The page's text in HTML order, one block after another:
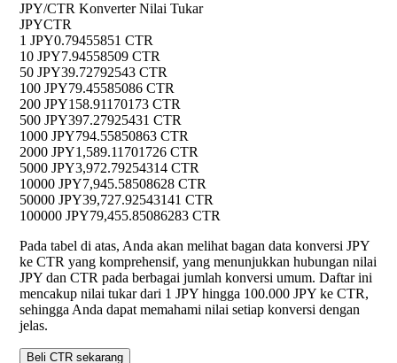
JPY/CTR Konverter Nilai Tukar
JPYCTR
1 JPY0.79455851 CTR
10 JPY7.94558509 CTR
50 JPY39.72792543 CTR
100 JPY79.45585086 CTR
200 JPY158.91170173 CTR
500 JPY397.27925431 CTR
1000 JPY794.55850863 CTR
2000 JPY1,589.11701726 CTR
5000 JPY3,972.79254314 CTR
10000 JPY7,945.58508628 CTR
50000 JPY39,727.92543141 CTR
100000 JPY79,455.85086283 CTR
Pada tabel di atas, Anda akan melihat bagan data konversi JPY
ke CTR yang komprehensif, yang menunjukkan hubungan nilai
JPY dan CTR pada berbagai jumlah konversi umum. Daftar ini
mencakup nilai tukar dari 1 JPY hingga 100.000 JPY ke CTR,
sehingga Anda dapat memahami nilai setiap konversi dengan
jelas.
Beli CTR sekarang